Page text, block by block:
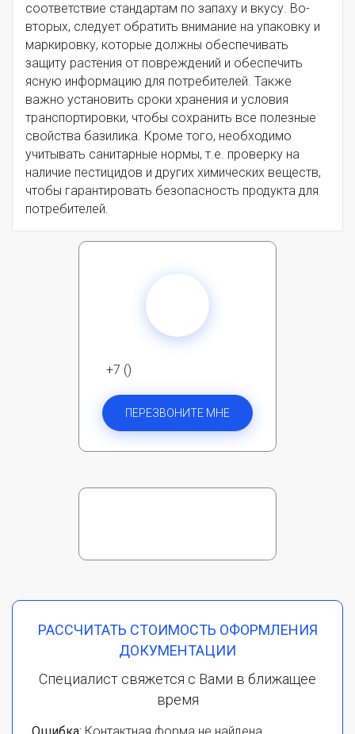
соответствие стандартам по запаху и вкусу. Во-
вторых, следует обратить внимание на упаковку и
маркировку, которые должны обеспечивать
защиту растения от повреждений и обеспечить
ясную информацию для потребителей. Также
важно установить сроки хранения и условия
транспортировки, чтобы сохранить все полезные
свойства базилика. Кроме того, необходимо
учитывать санитарные нормы, т.е. проверку на
наличие пестицидов и других химических веществ,
чтобы гарантировать безопасность продукта для
потребителей.
+7 ()
ПЕРЕЗВОНИТЕ МНЕ
РАССЧИТАТЬ СТОИМОСТЬ ОФОРМЛЕНИЯ
ДОКУМЕНТАЦИИ
Специалист свяжется с Вами в ближащее
время